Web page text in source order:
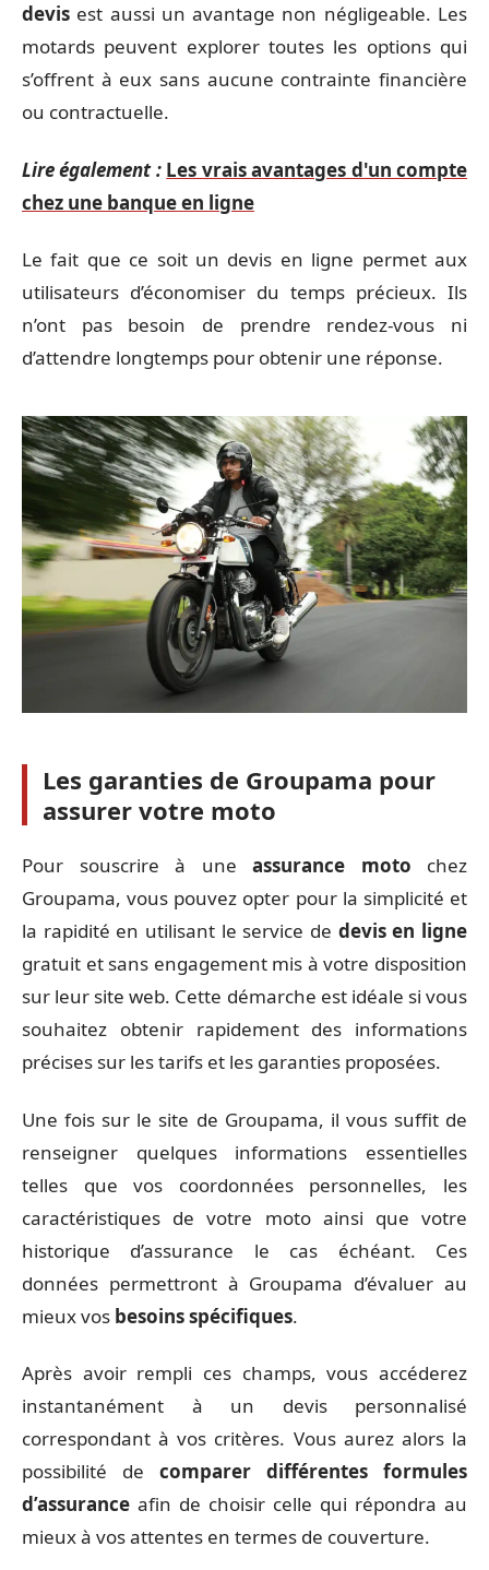
devis est aussi un avantage non négligeable. Les
motards peuvent explorer toutes les options qui
s’offrent à eux sans aucune contrainte financière
ou contractuelle.
Lire également : Les vrais avantages d'un compte
chez une banque en ligne
Le fait que ce soit un devis en ligne permet aux
utilisateurs d’économiser du temps précieux. Ils
n’ont pas besoin de prendre rendez-vous ni
d’attendre longtemps pour obtenir une réponse.
Les garanties de Groupama pour
assurer votre moto
Pour souscrire à une assurance moto chez
Groupama, vous pouvez opter pour la simplicité et
la rapidité en utilisant le service de devis en ligne
gratuit et sans engagement mis à votre disposition
sur leur site web. Cette démarche est idéale si vous
souhaitez obtenir rapidement des informations
précises sur les tarifs et les garanties proposées.
Une fois sur le site de Groupama, il vous suffit de
renseigner quelques informations essentielles
telles que vos coordonnées personnelles, les
caractéristiques de votre moto ainsi que votre
historique d’assurance le cas échéant. Ces
données permettront à Groupama d’évaluer au
mieux vos besoins spécifiques.
Après avoir rempli ces champs, vous accéderez
instantanément à un devis personnalisé
correspondant à vos critères. Vous aurez alors la
possibilité de comparer différentes formules
d’assurance afin de choisir celle qui répondra au
mieux à vos attentes en termes de couverture.